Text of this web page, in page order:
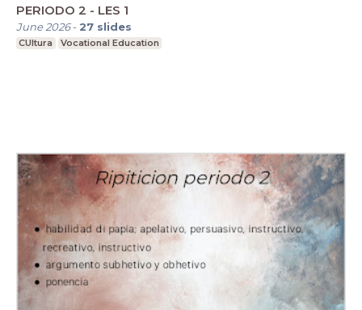
PERIODO 2 - LES 1
June 2026- 27 slides
CUltura Vocational Education